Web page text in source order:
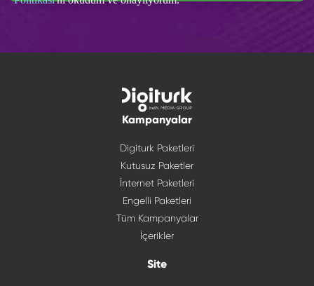
Kampanyalar
Digiturk Paketleri
Kutusuz Paketler
İnternet Paketleri
Engelli Paketleri
Tüm Kampanyalar
İçerikler
Site